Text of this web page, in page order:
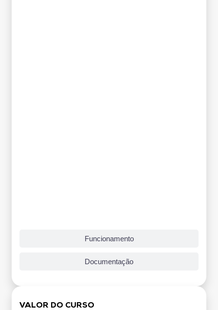
Funcionamento
Documentação
VALOR DO CURSO